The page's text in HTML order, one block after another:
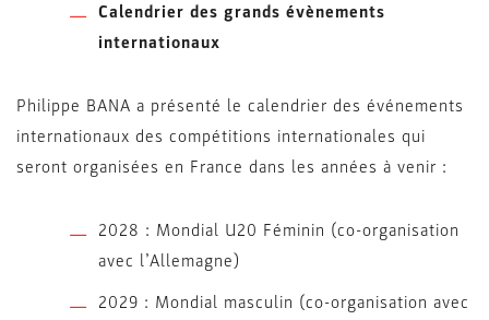
Calendrier des grands évènements
internationaux
Philippe BANA a présenté le calendrier des événements
internationaux des compétitions internationales qui
seront organisées en France dans les années à venir :
2028 : Mondial U20 Féminin (co-organisation
avec l’Allemagne)
2029 : Mondial masculin (co-organisation avec